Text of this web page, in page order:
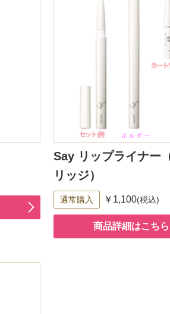
Say リップライナー
リッジ）
通常購入 ￥1,100(税込)
商品詳細はこちら